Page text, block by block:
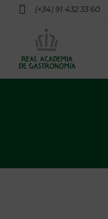
(+34) 91 432 33 60